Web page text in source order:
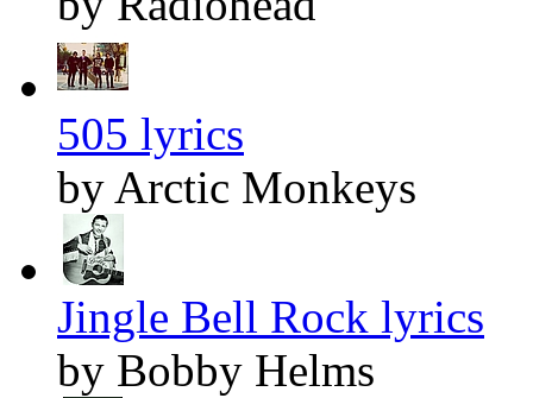
505 lyrics
by Arctic Monkeys
Jingle Bell Rock lyrics
by Bobby Helms